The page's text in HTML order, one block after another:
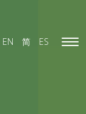
EN 简 ES